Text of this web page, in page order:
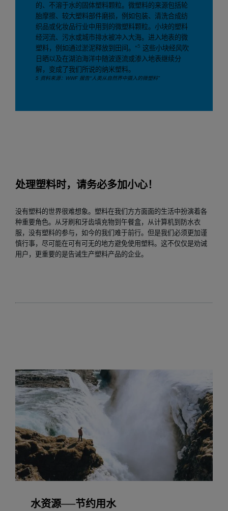
的、不溶于水的固体塑料颗粒。微塑料的来源包括轮
胎摩擦、较大塑料部件磨损，例如包装、清洗合成纺
织品或化妆品行业中用到的微塑料颗粒。小块的塑料
经河流、污水或城市排水被冲入大海。进入地表的微
塑料，例如通过淤泥释放到田间。”5 这些小块经风吹
日晒以及在湖泊海洋中随波逐流或渗入地表继续分
解，变成了我们所说的纳米塑料。
5 资料来源：WWF 报告“人类从自然界中摄入的微塑料”
处理塑料时，请务必多加小心！
没有塑料的世界很难想象。塑料在我们方方面面的生活中扮演着各
种重要角色。从牙刷和牙齿填充物到午餐盒，从计算机到防水衣
服，没有塑料的参与，如今的我们难于前行。但是我们必须更加谨
慎行事，尽可能在可有可无的地方避免使用塑料。这不仅仅是劝诫
用户，更重要的是告诫生产塑料产品的企业。
水资源──节约用水